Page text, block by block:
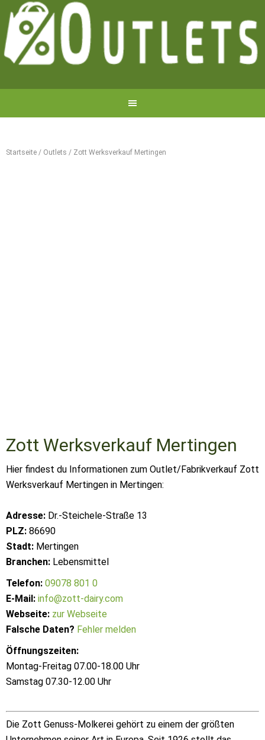
Startseite / Outlets / Zott Werksverkauf Mertingen
Zott Werksverkauf Mertingen
Hier findest du Informationen zum Outlet/Fabrikverkauf Zott
Werksverkauf Mertingen in Mertingen:
Adresse: Dr.-Steichele-Straße 13
PLZ: 86690
Stadt: Mertingen
Branchen: Lebensmittel
Telefon: 09078 801 0
E-Mail: info@zott-dairy.com
Webseite: zur Webseite
Falsche Daten? Fehler melden
Öffnungszeiten:
Montag-Freitag 07.00-18.00 Uhr
Samstag 07.30-12.00 Uhr
Die Zott Genuss-Molkerei gehört zu einem der größten